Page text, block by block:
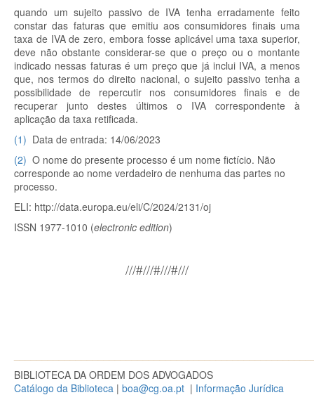
quando um sujeito passivo de IVA tenha erradamente feito
constar das faturas que emitiu aos consumidores finais uma
taxa de IVA de zero, embora fosse aplicável uma taxa superior,
deve não obstante considerar-se que o preço ou o montante
indicado nessas faturas é um preço que já inclui IVA, a menos
que, nos termos do direito nacional, o sujeito passivo tenha a
possibilidade de repercutir nos consumidores finais e de
recuperar junto destes últimos o IVA correspondente à
aplicação da taxa retificada.
(1) Data de entrada: 14/06/2023
(2) O nome do presente processo é um nome fictício. Não
corresponde ao nome verdadeiro de nenhuma das partes no
processo.
ELI: http://data.europa.eu/eli/C/2024/2131/oj
ISSN 1977-1010 (electronic edition)
///#///#///#///
BIBLIOTECA DA ORDEM DOS ADVOGADOS
Catálogo da Biblioteca | boa@cg.oa.pt | Informação Jurídica